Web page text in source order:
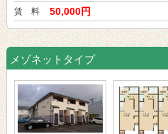
賃 料 50,000円
メゾネットタイプ